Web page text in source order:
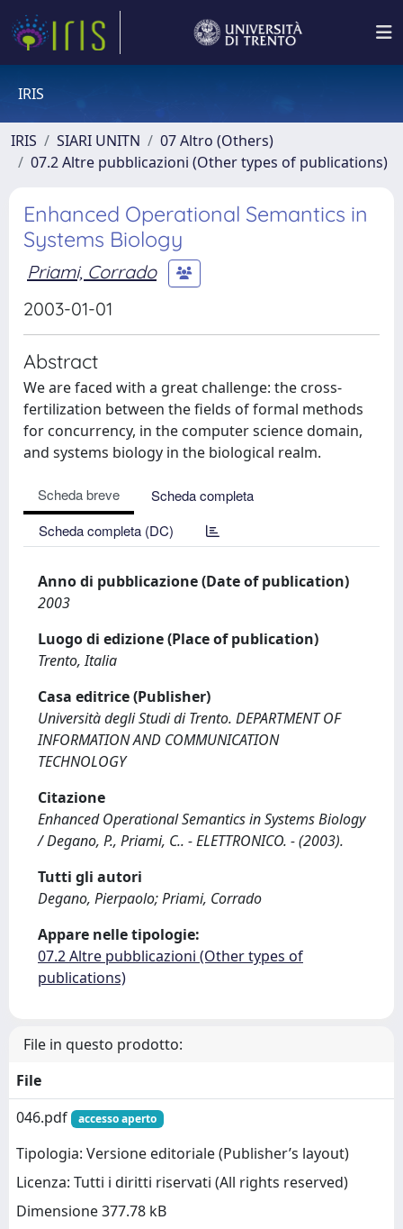
IRIS
IRIS SIARI UNITN
07 Altro (Others)
07.2 Altre pubblicazioni (Other types of publications)
Enhanced Operational Semantics in
Systems Biology
Priami, Corrado
2003-01-01
Abstract
We are faced with a great challenge: the cross-
fertilization between the fields of formal methods
for concurrency, in the computer science domain,
and systems biology in the biological realm.
Scheda breve
Scheda completa
Scheda completa (DC)
Anno di pubblicazione (Date of publication)
2003
Luogo di edizione (Place of publication)
Trento, Italia
Casa editrice (Publisher)
Università degli Studi di Trento. DEPARTMENT OF
INFORMATION AND COMMUNICATION
TECHNOLOGY
Citazione
Enhanced Operational Semantics in Systems Biology
/ Degano, P., Priami, C.. - ELETTRONICO. - (2003).
Tutti gli autori
Degano, Pierpaolo; Priami, Corrado
Appare nelle tipologie:
07.2 Altre pubblicazioni (Other types of
publications)
File in questo prodotto:
File
046.pdf
accesso aperto
Tipologia: Versione editoriale (Publisher’s layout)
Licenza: Tutti i diritti riservati (All rights reserved)
Dimensione 377.78 kB